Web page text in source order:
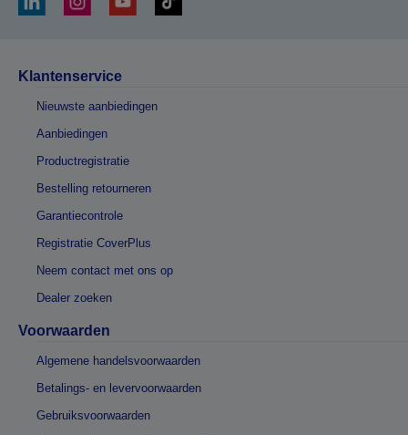
Klantenservice
Nieuwste aanbiedingen
Aanbiedingen
Productregistratie
Bestelling retourneren
Garantiecontrole
Registratie CoverPlus
Neem contact met ons op
Dealer zoeken
Voorwaarden
Algemene handelsvoorwaarden
Betalings- en levervoorwaarden
Gebruiksvoorwaarden